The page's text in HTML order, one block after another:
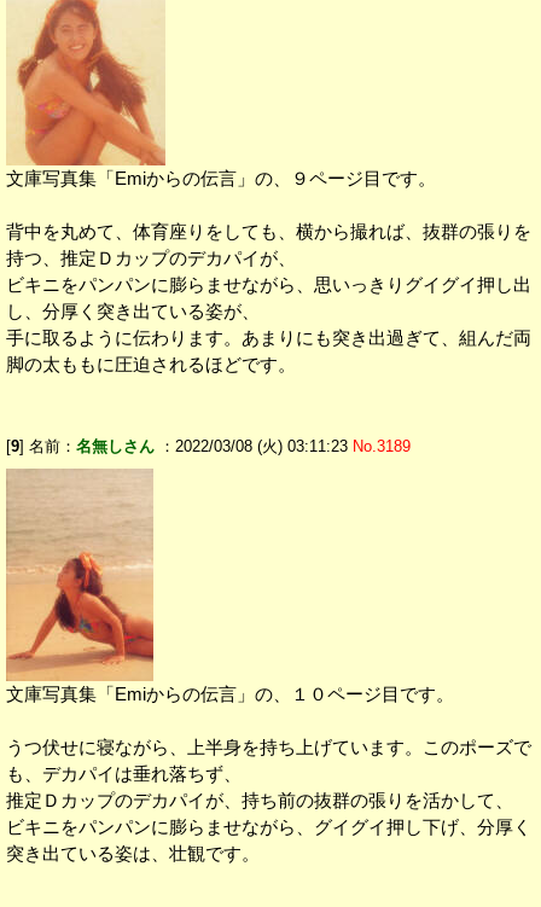
文庫写真集「Emiからの伝言」の、９ページ目です。
背中を丸めて、体育座りをしても、横から撮れば、抜群の張りを
持つ、推定Ｄカップのデカパイが、
ビキニをパンパンに膨らませながら、思いっきりグイグイ押し出
し、分厚く突き出ている姿が、
手に取るように伝わります。あまりにも突き出過ぎて、組んだ両
脚の太ももに圧迫されるほどです。
[9] 名前： 名無しさん ：2022/03/08 (火) 03:11:23 No.3189
文庫写真集「Emiからの伝言」の、１０ページ目です。
うつ伏せに寝ながら、上半身を持ち上げています。このポーズで
も、デカパイは垂れ落ちず、
推定Ｄカップのデカパイが、持ち前の抜群の張りを活かして、
ビキニをパンパンに膨らませながら、グイグイ押し下げ、分厚く
突き出ている姿は、壮観です。